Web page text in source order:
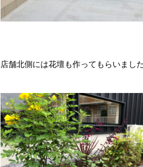
店舗北側には花壇も作ってもらいまし